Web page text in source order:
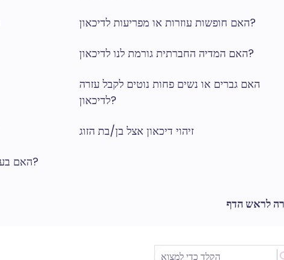
האם בעיות נפשיות אצל אמהות חדשות מתפספסות?
האם חופשות עוזרות או מפריעות לדיכאון?
האם המדיה החברתית גורמת לנו לדיכאון?
האם גברים או נשים פחות נוטים לקבל עזרה
לדיכאון?
זיהוי דיכאון אצל בן/בת הזוג
לראש הדף